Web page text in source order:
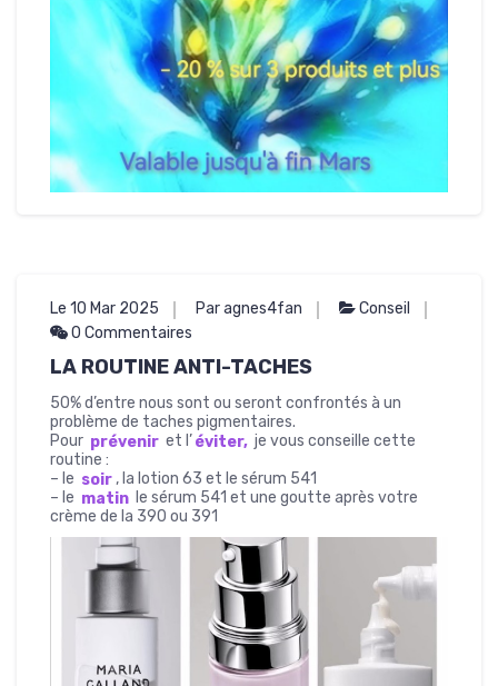
Le 10 Mar 2025 Par agnes4fan
Conseil
0 Commentaires
LA ROUTINE ANTI-TACHES
50% d’entre nous sont ou seront confrontés à un
problème de taches pigmentaires.
Pour prévenir et l’ éviter, je vous conseille cette
routine :
– le soir , la lotion 63 et le sérum 541
– le matin le sérum 541 et une goutte après votre
crème de la 390 ou 391